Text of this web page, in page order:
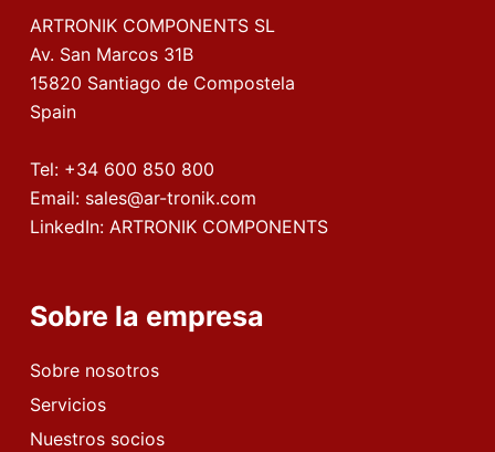
ARTRONIK COMPONENTS SL
Av. San Marcos 31B
15820 Santiago de Compostela
Spain
Tel: +34 600 850 800
Email: sales@ar-tronik.com
LinkedIn: ARTRONIK COMPONENTS
Sobre la empresa
Sobre nosotros
Servicios
Nuestros socios